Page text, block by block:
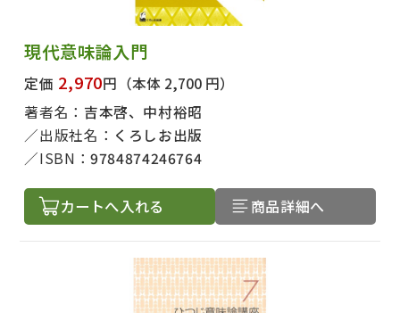
現代意味論入門
定価 2,970円 （本体 2,700 円）
著者名： 吉本啓、中村裕昭
出版社名： くろしお出版
ISBN：9784874246764
カートへ入れる 商品詳細へ